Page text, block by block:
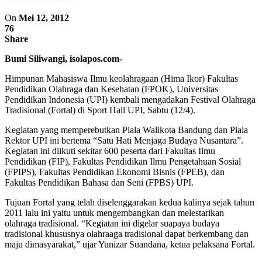
On Mei 12, 2012
76
Share
Bumi Siliwangi, isolapos.com-
Himpunan Mahasiswa Ilmu keolahragaan (Hima Ikor) Fakultas
Pendidikan Olahraga dan Kesehatan (FPOK), Universitas
Pendidikan Indonesia (UPI) kembali mengadakan Festival Olahraga
Tradisional (Fortal) di Sport Hall UPI, Sabtu (12/4).
Kegiatan yang memperebutkan Piala Walikota Bandung dan Piala
Rektor UPI ini bertema “Satu Hati Menjaga Budaya Nusantara”.
Kegiatan ini diikuti sekitar 600 peserta dari Fakultas Ilmu
Pendidikan (FIP), Fakultas Pendidikan Ilmu Pengetahuan Sosial
(FPIPS), Fakultas Pendidikan Ekonomi Bisnis (FPEB), dan
Fakultas Pendidikan Bahasa dan Seni (FPBS) UPI.
Tujuan Fortal yang telah diselenggarakan kedua kalinya sejak tahun
2011 lalu ini yaitu untuk mengembangkan dan melestarikan
olahraga tradisional. “Kegiatan ini digelar suapaya budaya
tradisional khususnya olahraaga tradisional dapat berkembang dan
maju dimasyarakat,” ujar Yunizar Suandana, ketua pelaksana Fortal.